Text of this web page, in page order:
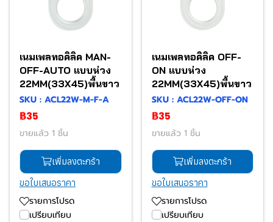
เนมเพลทอคิลิค MAN-
OFF-AUTO แบบห่วง
22MM(33X45)พื้นขาว
SKU : ACL22W-M-F-A
฿35
ขายแล้ว 1 ชิ้น
เพิ่มลงตะกร้า
ขอใบเสนอราคา
รายการโปรด
เปรียบเทียบ
เนมเพลทอคิลิค OFF-
ON แบบห่วง
22MM(33X45)พื้นขาว
SKU : ACL22W-OFF-ON
฿35
ขายแล้ว 1 ชิ้น
เพิ่มลงตะกร้า
ขอใบเสนอราคา
รายการโปรด
เปรียบเทียบ